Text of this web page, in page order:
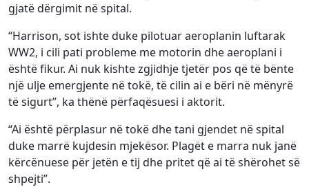
gjatë dërgimit në spital.
“Harrison, sot ishte duke pilotuar aeroplanin luftarak
WW2, i cili pati probleme me motorin dhe aeroplani i
është fikur. Ai nuk kishte zgjidhje tjetër pos që të bënte
një ulje emergjente në tokë, të cilin ai e bëri në mënyrë
të sigurt”, ka thënë përfaqësuesi i aktorit.
“Ai është përplasur në tokë dhe tani gjendet në spital
duke marrë kujdesin mjekësor. Plagët e marra nuk janë
kërcënuese për jetën e tij dhe pritet që ai të shërohet së
shpejti”.